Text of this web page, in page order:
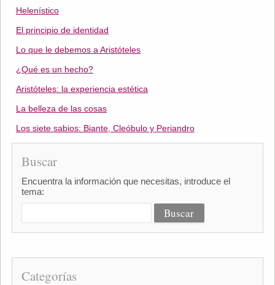
Helenístico
El principio de identidad
Lo que le debemos a Aristóteles
¿Qué es un hecho?
Aristóteles: la experiencia estética
La belleza de las cosas
Los siete sabios: Biante, Cleóbulo y Periandro
Buscar
Encuentra la información que necesitas, introduce el
tema:
Categorías